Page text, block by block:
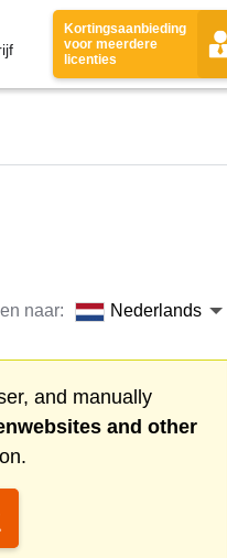
Kortingsaanbieding
voor meerdere
licenties
naar: Nederlands
and manually
and other